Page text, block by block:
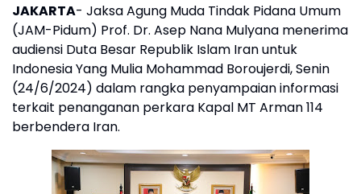
JAKARTA- Jaksa Agung Muda Tindak Pidana Umum
(JAM-Pidum) Prof. Dr. Asep Nana Mulyana menerima
audiensi Duta Besar Republik Islam Iran untuk
Indonesia Yang Mulia Mohammad Boroujerdi, Senin
(24/6/2024) dalam rangka penyampaian informasi
terkait penanganan perkara Kapal MT Arman 114
berbendera Iran.